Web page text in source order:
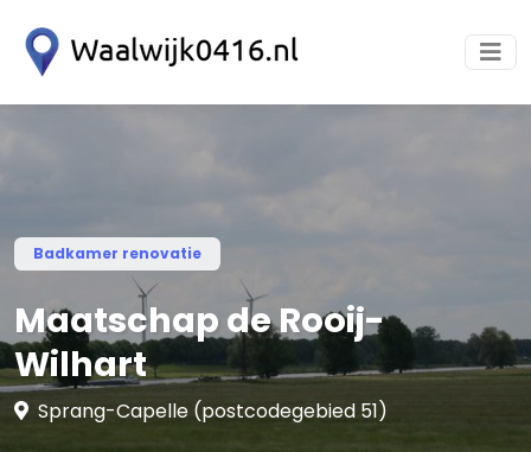
Badkamer renovatie
Maatschap de Rooij-
Wilhart
Sprang-Capelle (postcodegebied 51)